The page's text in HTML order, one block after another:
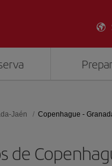
Jaén Copenhague -
de